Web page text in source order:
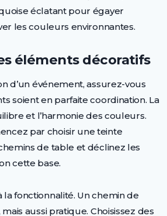
éclatant pour égayer
les couleurs environnantes.
éléments décoratifs
d’un événement, assurez-vous
soient en parfaite coordination. La
et l’harmonie des couleurs.
par choisir une teinte
de table et déclinez les
cette base.
fonctionnalité. Un chemin de
aussi pratique. Choisissez des